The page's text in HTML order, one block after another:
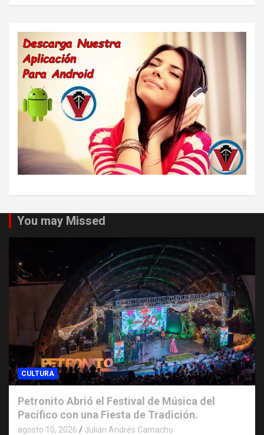
You may Missed
CULTURA
Petronito Abrió el Festival de Música del
Pacífico con una Fiesta de Tradición.
agosto 10, 2026 Julián Andrés Camacho